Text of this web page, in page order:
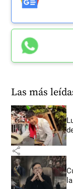
Las más
share